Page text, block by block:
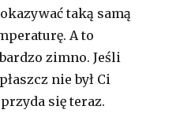
taką samą
A to
zimno. Jeśli
nie był Ci
się teraz.